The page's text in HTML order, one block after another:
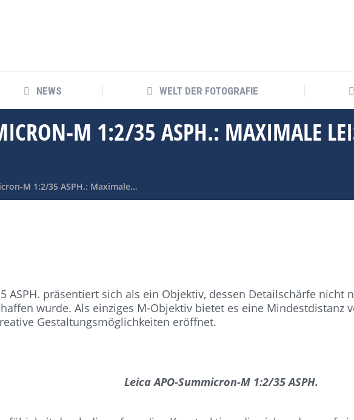
NEWS WELT DER FOTOGRAFIE
M 1:2/35 ASPH.: MAXIMALE
M 1:2/35 ASPH.: Maximale…
ASPH. präsentiert sich als ein Objektiv, dessen Detailschärfe
wurde. Als einziges M-Objektiv bietet es eine
Gestaltungsmöglichkeiten eröffnet.
Leica APO-Summicron-M 1:2/35 ASPH.